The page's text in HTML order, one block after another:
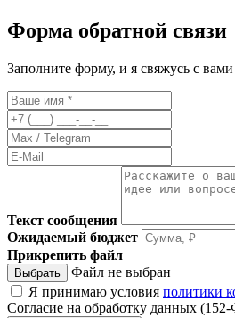
Форма обратной связи
Заполните форму, и я свяжусь с
Текст сообщения
Ожидаемый бюджет
Прикрепить файл
Выбрать
Файл не выбран
Я принимаю условия политики
Согласие на обработку данных